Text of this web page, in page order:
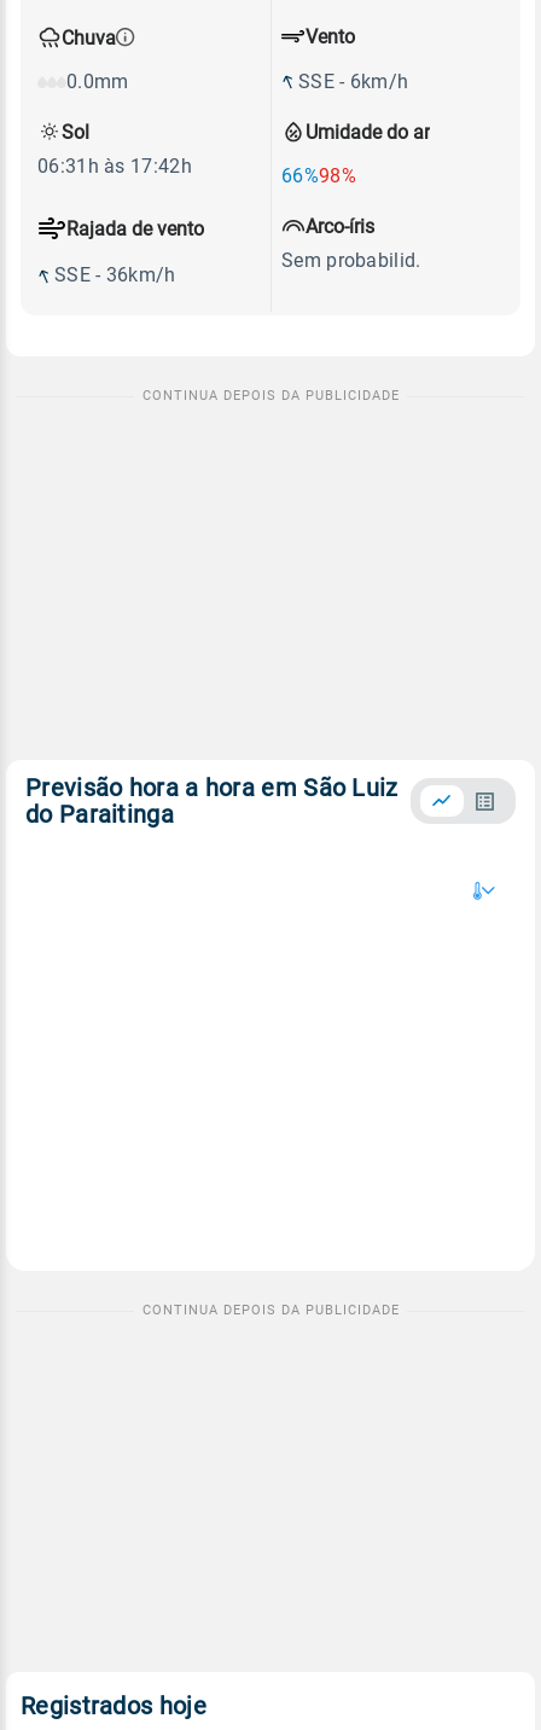
Chuva
0.0mm
Umidade do ar
66%98%
Vento
SSE - 6km/h
Rajada de vento
SSE - 36km/h
Sol
06:31h às 17:42h
Arco-íris
Sem probabilid.
Previsão hora a hora em São Luiz
do Paraitinga
Registrados hoje